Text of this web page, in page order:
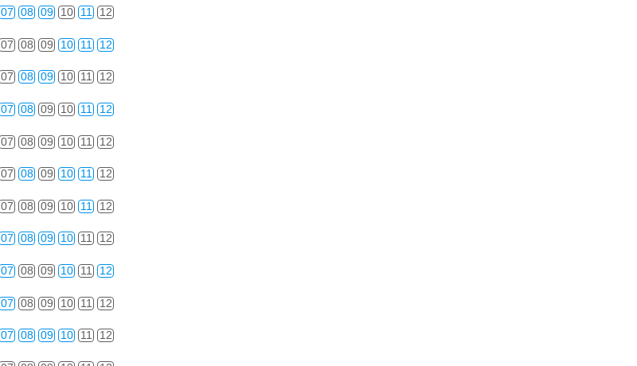
07 08 09 10 11 12
07 08 09 10 11 12
07 08 09 10 11 12
07 08 09 10 11 12
07 08 09 10 11 12
07 08 09 10 11 12
07 08 09 10 11 12
07 08 09 10 11 12
07 08 09 10 11 12
07 08 09 10 11 12
07 08 09 10 11 12